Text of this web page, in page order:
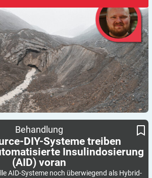
treiben vollständig automatisierte
(AID) voran
Behandlung
DIY-Systeme treiben
Insulindosierung
(AID) voran
AID-Systeme noch überwiegend als Hybrid-